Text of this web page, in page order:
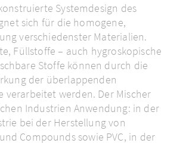
Systemdesign des
sich für die homogene,
verschiedenster Materialien.
Füllstoffe – auch hygroskopische
Stoffe können durch die
der überlappenden
verarbeitet werden. Der Mischer
Industrien Anwendung: in der
bei der Herstellung von
Compounds sowie PVC, in der